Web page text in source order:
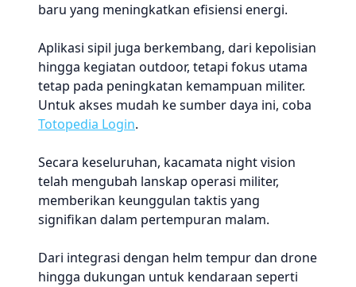
baru yang meningkatkan efisiensi energi.
Aplikasi sipil juga berkembang, dari kepolisian
hingga kegiatan outdoor, tetapi fokus utama
tetap pada peningkatan kemampuan militer.
Untuk akses mudah ke sumber daya ini, coba
Totopedia Login.
Secara keseluruhan, kacamata night vision
telah mengubah lanskap operasi militer,
memberikan keunggulan taktis yang
signifikan dalam pertempuran malam.
Dari integrasi dengan helm tempur dan drone
hingga dukungan untuk kendaraan seperti